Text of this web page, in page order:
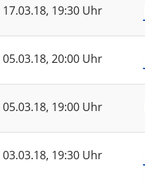
17.03.18, 19:30 Uhr
05.03.18, 20:00 Uhr
05.03.18, 19:00 Uhr
03.03.18, 19:30 Uhr